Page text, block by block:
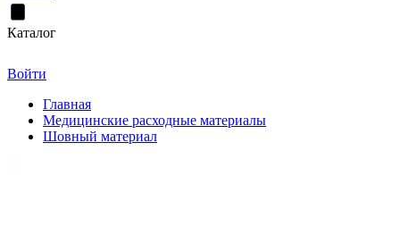
Каталог
Войти
Главная
Медицинские расходные материалы
Шовный материал